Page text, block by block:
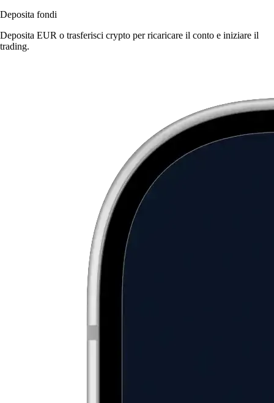
Deposita fondi
Deposita EUR o trasferisci crypto per ricaricare il conto e iniziare il
trading.